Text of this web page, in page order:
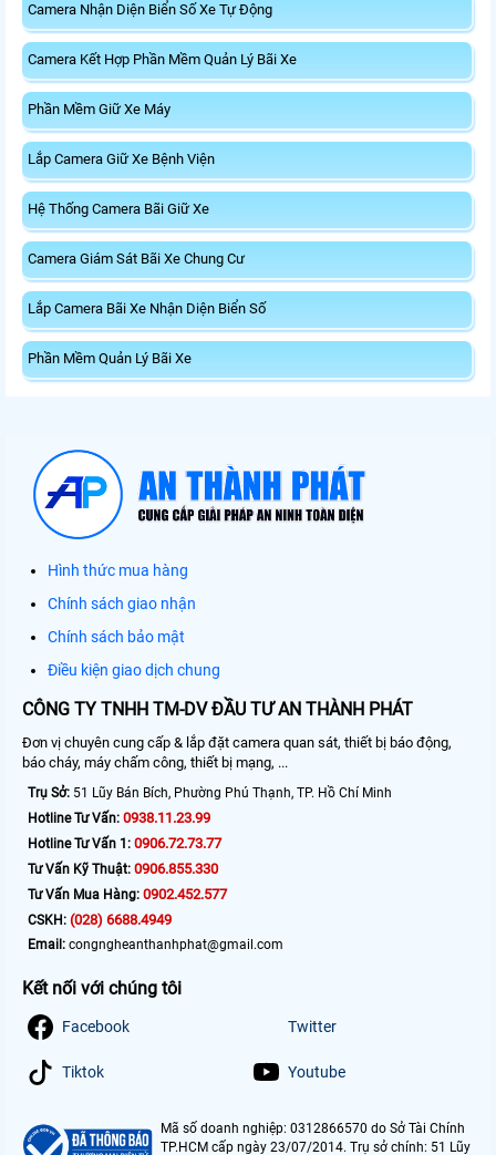
Camera Nhận Diện Biển Số Xe Tự Động
Camera Kết Hợp Phần Mềm Quản Lý Bãi Xe
Phần Mềm Giữ Xe Máy
Lắp Camera Giữ Xe Bệnh Viện
Hệ Thống Camera Bãi Giữ Xe
Camera Giám Sát Bãi Xe Chung Cư
Lắp Camera Bãi Xe Nhận Diện Biển Số
Phần Mềm Quản Lý Bãi Xe
Hình thức mua hàng
Chính sách giao nhận
Chính sách bảo mật
Điều kiện giao dịch chung
CÔNG TY TNHH TM-DV ĐẦU TƯ AN THÀNH PHÁT
Đơn vị chuyên cung cấp & lắp đặt camera quan sát, thiết bị báo động,
báo cháy, máy chấm công, thiết bị mạng, ...
Trụ Sở: 51 Lũy Bán Bích, Phường Phú Thạnh, TP. Hồ Chí Minh
Hotline Tư Vấn: 0938.11.23.99
Hotline Tư Vấn 1: 0906.72.73.77
Tư Vấn Kỹ Thuật: 0906.855.330
Tư Vấn Mua Hàng: 0902.452.577
CSKH: (028) 6688.4949
Email: congngheanthanhphat@gmail.com
Kết nối với chúng tôi
Facebook Twitter
Tiktok Youtube
Mã số doanh nghiệp: 0312866570 do Sở Tài Chính
TP.HCM cấp ngày 23/07/2014. Trụ sở chính: 51 Lũy